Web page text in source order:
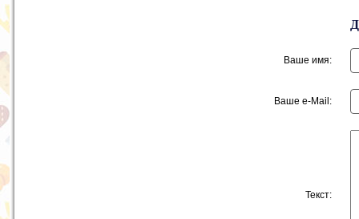
Ваше имя:
Ваше e-Mail:
Текст: